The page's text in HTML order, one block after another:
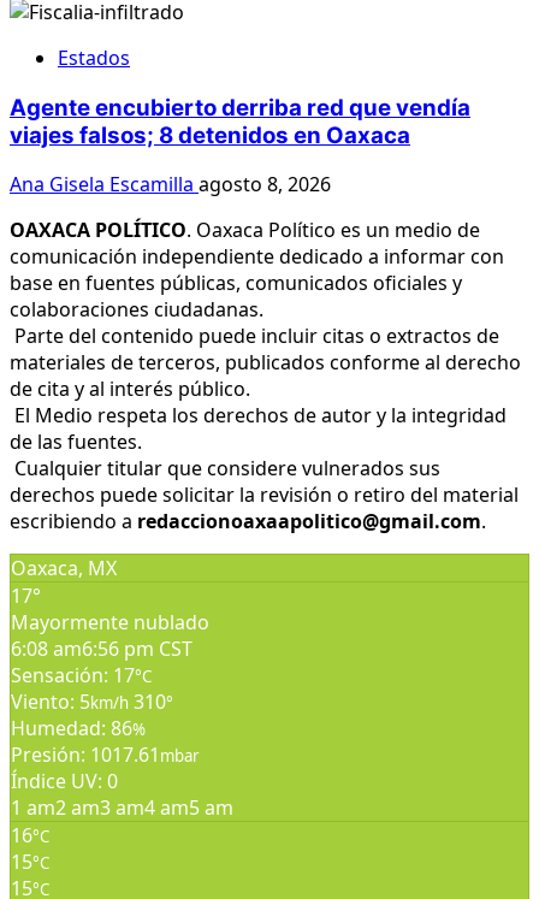
Estados
Agente encubierto derriba red que vendía
viajes falsos; 8 detenidos en Oaxaca
Ana Gisela Escamilla agosto 8, 2026
OAXACA POLÍTICO. Oaxaca Político es un medio de
comunicación independiente dedicado a informar con
base en fuentes públicas, comunicados oficiales y
colaboraciones ciudadanas.
Parte del contenido puede incluir citas o extractos de
materiales de terceros, publicados conforme al derecho
de cita y al interés público.
El Medio respeta los derechos de autor y la integridad
de las fuentes.
Cualquier titular que considere vulnerados sus
derechos puede solicitar la revisión o retiro del material
escribiendo a redaccionoaxaapolitico@gmail.com.
Oaxaca, MX
17°
Mayormente nublado
6:08 am6:56 pm CST
Sensación: 17°C
Viento: 5km/h 310°
Humedad: 86%
Presión: 1017.61 mbar
Índice UV: 0
1 am2 am3 am4 am5 am
16°C
15°C
15°C